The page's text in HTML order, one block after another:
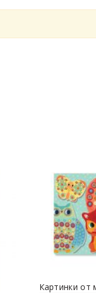
Картинки от